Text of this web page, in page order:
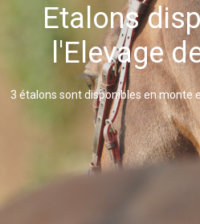
Etalons
l'Elevage
3 étalons sont disponibles en monte